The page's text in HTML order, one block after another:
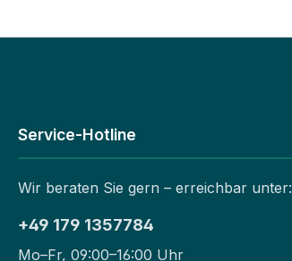
Service-Hotline
Wir beraten Sie gern – erreichbar unter:
+49 179 1357784
Mo–Fr, 09:00–16:00 Uhr